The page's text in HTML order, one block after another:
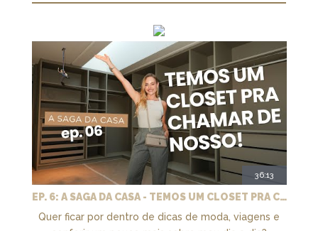
36:13
EP. 6: A SAGA DA CASA - TEMOS UM CLOSET PRA CHAMAR DE NOSSO + MARCENARIA E PAISAGISMO
Quer ficar por dentro de dicas de moda, viagens e